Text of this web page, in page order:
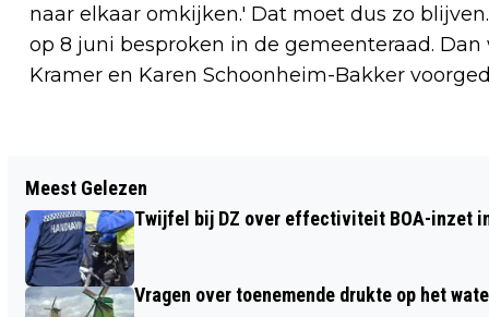
naar elkaar omkijken.' Dat moet dus zo
op 8 juni besproken in de gemeenteraad.
Kramer en Karen Schoonheim-Bakker
CAMPAGNE OM SAMEN BRANDVEILIG
WK-DUELS TE KIJKEN GESTART
Meest Gelezen
Twijfel bij DZ over effectiviteit BOA-inzet
Vragen over toenemende drukte op het